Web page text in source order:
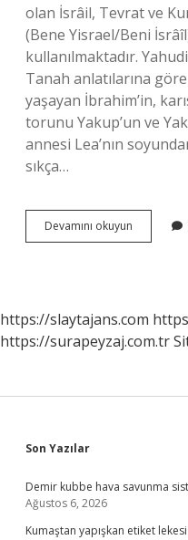
olan İsrâil, Tevrat ve
(Bene Yisrael/Beni
kullanılmaktadır.
Tanah anlatılarına
yaşayan İbrahim’in,
torunu Yakup’un ve
annesi Lea’nın
sıkça…
Devamını okuyun
Kim
https://slaytajans.com
https://surapeyzaj.com.tr
Sidebar
Son Yazılar
Demir kubbe hava savunma
Ağustos 6, 2026
Kumaştan yapışkan etiket lekesi